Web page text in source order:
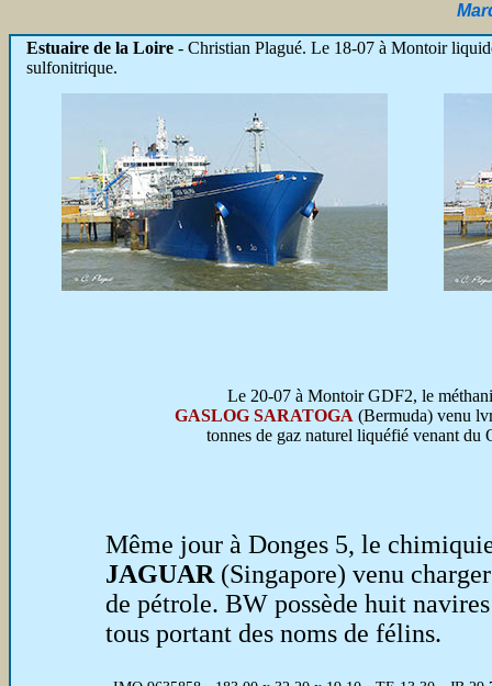
Estuaire de la Loire - Christian Plagué. Le 18-07 à Montoir
sulfonitrique.
Le 20-07 à Montoir GDF2, le
GASLOG SARATOGA (Bermuda) venu
tonnes de gaz naturel liquéfié venant du
Même jour à Donges 5, le
JAGUAR (Singapore) venu
de pétrole. BW possède huit
tous portant des noms de félins.